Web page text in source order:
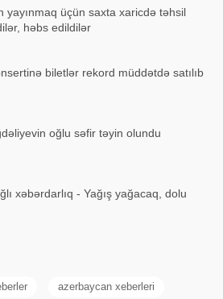
yayınmaq üçün saxta xaricdə təhsil
həbs edildilər
biletlər rekord müddətdə satılıb
oğlu səfir təyin olundu
xəbərdarlıq - Yağış yağacaq, dolu
azerbaycan xeberleri